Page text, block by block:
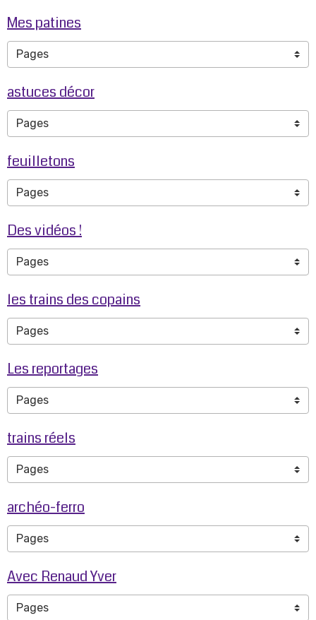
Mes patines
astuces décor
feuilletons
Des vidéos !
les trains des copains
Les reportages
trains réels
archéo-ferro
Avec Renaud Yver